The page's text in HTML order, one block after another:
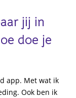
jij in
doe je
app. Met wat ik
Ook ben ik